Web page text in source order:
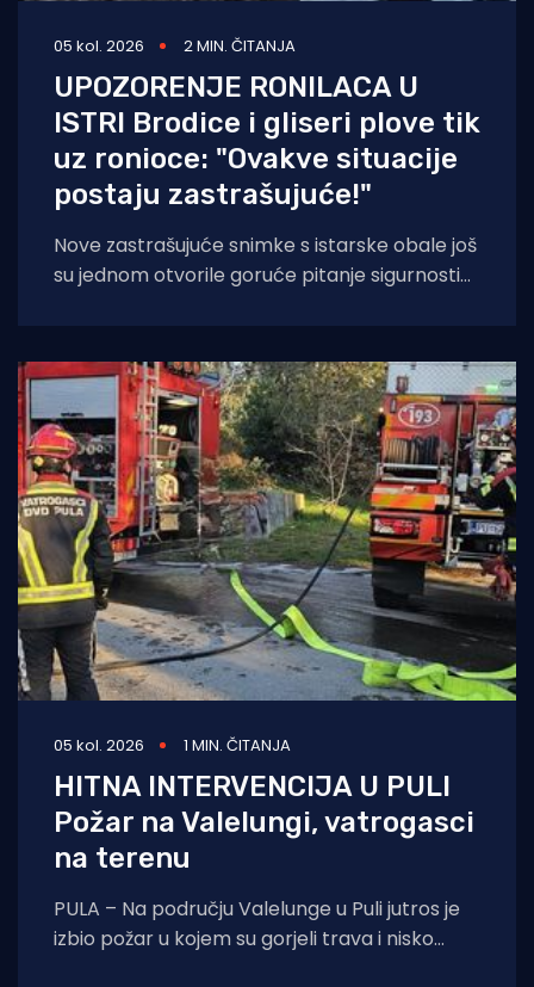
05 kol. 2026 2 MIN. ČITANJA
UPOZORENJE RONILACA U
ISTRI Brodice i gliseri plove tik
uz ronioce: "Ovakve situacije
postaju zastrašujuće!"
Nove zastrašujuće snimke s istarske obale još
su jednom otvorile goruće pitanje sigurnosti
05 kol. 2026 1 MIN. ČITANJA
HITNA INTERVENCIJA U PULI
Požar na Valelungi, vatrogasci
na terenu
PULA – Na području Valelunge u Puli jutros je
izbio požar u kojem su gorjeli trava i nisko